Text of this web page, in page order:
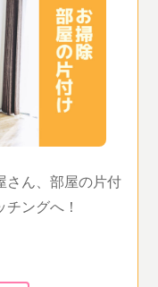
さん、部屋の片付
ングへ！